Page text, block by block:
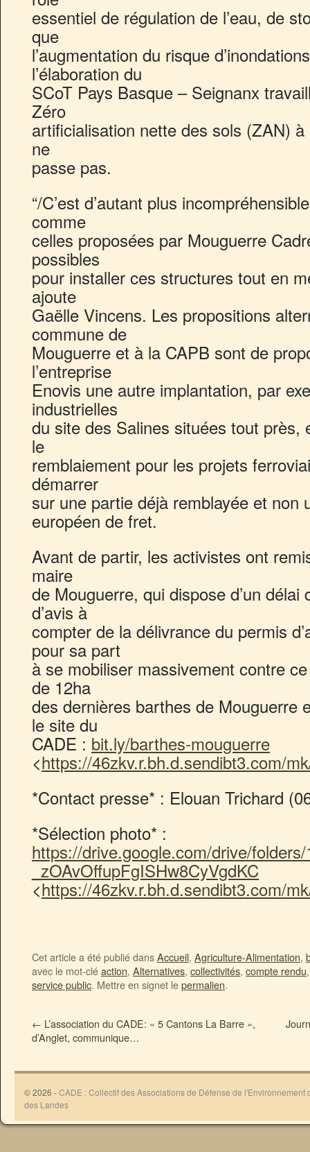
essentiel de régulation de l’eau, de
que
l’augmentation du risque
l’élaboration du
SCoT Pays Basque – Seignanx
Zéro
artificialisation nette des sols (ZAN)
ne
passe pas.
“/C’est d’autant plus
comme
celles proposées par Mouguerre
possibles
pour installer ces structures tout en
ajoute
Gaëlle Vincens. Les propositions
commune de
Mouguerre et à la CAPB sont de
l’entreprise
Enovis une autre implantation, par
industrielles
du site des Salines situées tout près,
le
remblaiement pour les projets
démarrer
sur une partie déjà remblayée et non
européen de fret.
Avant de partir, les activistes ont
maire
de Mouguerre, qui dispose d’un
d’avis à
compter de la délivrance du permis
pour sa part
à se mobiliser massivement contre
de 12ha
des dernières barthes de Mouguerre
le site du
CADE : bit.ly/barthes-mouguerre
<https://46zkv.r.bh.d.sendibt3.com/
*Contact presse* : Elouan Trichard
*Sélection photo* :
https://drive.google.com/drive/
_zOAvOffupFgISHw8CyVgdKC
<https://46zkv.r.bh.d.sendibt3.com/
Cet article a été publié dansAccueil, Agriculture-Alimentation,
avec le mot-cléaction, Alternatives, collectivités, compte rendu
service public. Mettre en signet lepermalien.
← L’association du CADE: « 5 Cantons La Barre »,
d’Anglet, communique…
© 2026 -CADE : Collectif des Associations de Défense de l'Environnement
des Landes